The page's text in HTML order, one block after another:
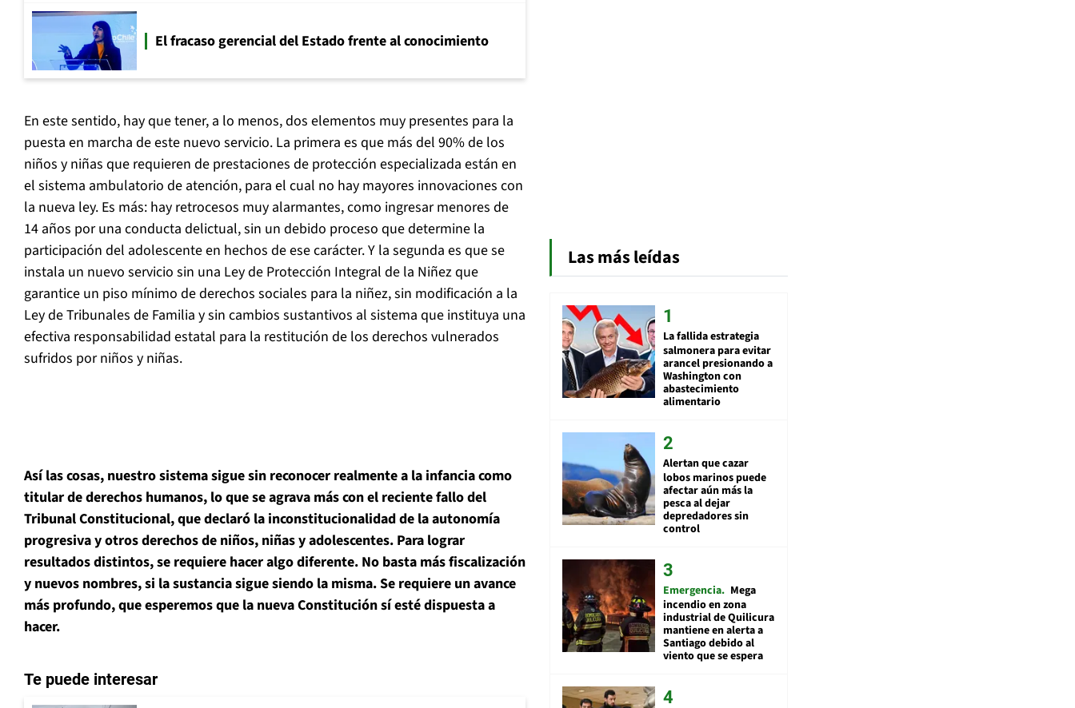
El fracaso gerencial del Estado frente al conocimiento
En este sentido, hay que tener, a lo menos, dos elementos muy presentes para la
puesta en marcha de este nuevo servicio. La primera es que más del 90% de los
niños y niñas que requieren de prestaciones de protección especializada están en
el sistema ambulatorio de atención, para el cual no hay mayores innovaciones con
la nueva ley. Es más: hay retrocesos muy alarmantes, como ingresar menores de
14 años por una conducta delictual, sin un debido proceso que determine la
participación del adolescente en hechos de ese carácter. Y la segunda es que se
instala un nuevo servicio sin una Ley de Protección Integral de la Niñez que
garantice un piso mínimo de derechos sociales para la niñez, sin modificación a la
Ley de Tribunales de Familia y sin cambios sustantivos al sistema que instituya una
efectiva responsabilidad estatal para la restitución de los derechos vulnerados
sufridos por niños y niñas.
Así las cosas, nuestro sistema sigue sin reconocer realmente a la infancia como
titular de derechos humanos, lo que se agrava más con el reciente fallo del
Tribunal Constitucional, que declaró la inconstitucionalidad de la autonomía
progresiva y otros derechos de niños, niñas y adolescentes. Para lograr
resultados distintos, se requiere hacer algo diferente. No basta más fiscalización
y nuevos nombres, si la sustancia sigue siendo la misma. Se requiere un avance
más profundo, que esperemos que la nueva Constitución sí esté dispuesta a
hacer.
Te puede interesar
Las más leídas
La fallida estrategia
salmonera para evitar
arancel presionando a
Washington con
abastecimiento
alimentario
Alertan que cazar
lobos marinos puede
afectar aún más la
pesca al dejar
depredadores sin
control
Emergencia Mega
incendio en zona
industrial de Quilicura
mantiene en alerta a
Santiago debido al
viento que se espera